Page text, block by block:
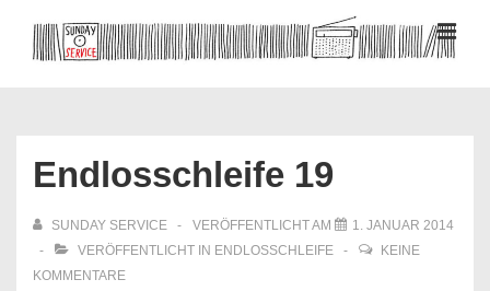
Endlosschleife 19
SUNDAY SERVICE VERÖFFENTLICHT AM
1. JANUAR 2014
VERÖFFENTLICHT IN ENDLOSSCHLEIFE
KEINE
KOMMENTARE